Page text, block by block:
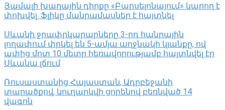
Յամալի խաղային դիրքը «Բարսելոնայում» կարող է
փոխվել․ Ֆլիկը մանրամասներ է հայտնել
Սևանի ջրափրկարարները 3-րդ հանրային
լողափում փրկել են 5-ամյա աղջնակի կյանքը, ով
ափից մոտ 10 մետր հեռավորությամբ հայտնվել էր
Սևանա լճում
Ռուսաստանից Հայաստան, Ադրբեջանի
տարածքով, կուղարկվի ցորենով բեռնված 14
վագոն